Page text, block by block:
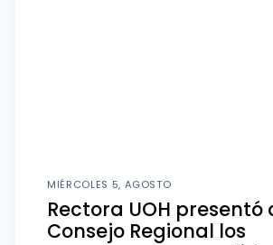
MIÉRCOLES 5, AGOSTO
Rectora UOH presentó
Consejo Regional los